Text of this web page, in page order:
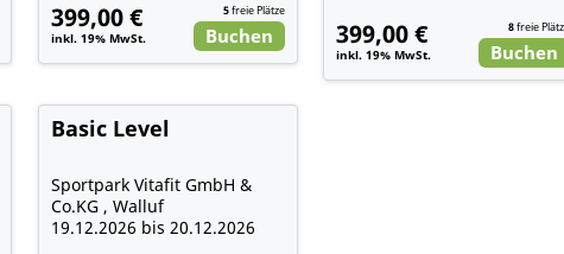
399,00 €
inkl. 19% MwSt.
5freie Plätze
Buchen 399,00 €
inkl. 19% MwSt.
8freie
Buchen
Basic Level
Sportpark Vitafit GmbH &
Co.KG , Walluf
19.12.2026 bis 20.12.2026